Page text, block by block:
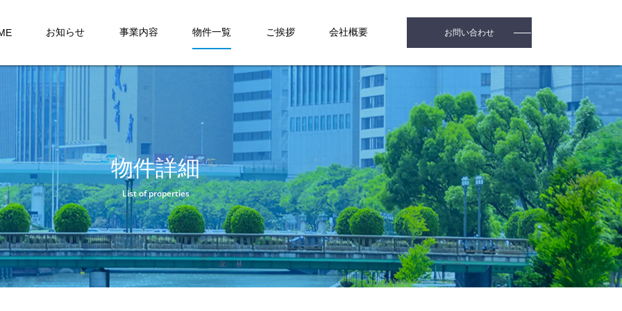
お知らせ 事業内容 物件一覧 ご挨拶 会社概要 お問い合わせ
物件詳細
List of properties